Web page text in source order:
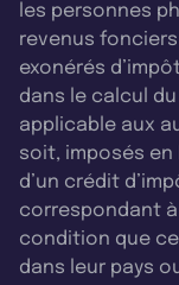
les personnes
revenus
exonérés
dans le calcul
applicable aux
soit, imposés en
d’un crédit
correspondant
condition que
dans leur pays